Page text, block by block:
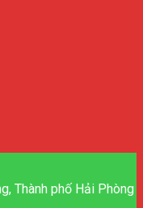
Thành phố Hải Phòng